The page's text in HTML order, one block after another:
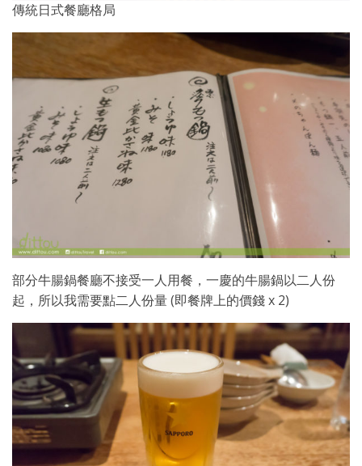
傳統日式餐廳格局
部分牛腸鍋餐廳不接受一人用餐，一慶的牛腸鍋以二人份
起，所以我需要點二人份量 (即餐牌上的價錢 x 2)